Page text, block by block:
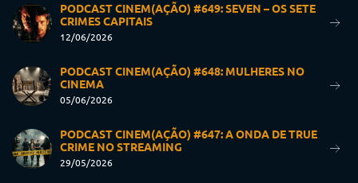
PODCAST CINEM(AÇÃO) #649: SEVEN – OS SETE
CRIMES CAPITAIS
12/06/2026
PODCAST CINEM(AÇÃO) #648: MULHERES NO
CINEMA
05/06/2026
PODCAST CINEM(AÇÃO) #647: A ONDA DE TRUE
CRIME NO STREAMING
29/05/2026